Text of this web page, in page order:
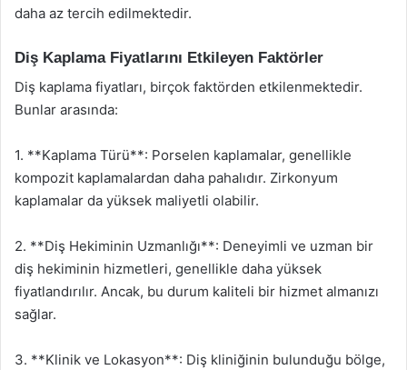
daha az tercih edilmektedir.
Diş Kaplama Fiyatlarını Etkileyen Faktörler
Diş kaplama fiyatları, birçok faktörden etkilenmektedir.
Bunlar arasında:
1. **Kaplama Türü**: Porselen kaplamalar, genellikle
kompozit kaplamalardan daha pahalıdır. Zirkonyum
kaplamalar da yüksek maliyetli olabilir.
2. **Diş Hekiminin Uzmanlığı**: Deneyimli ve uzman bir
diş hekiminin hizmetleri, genellikle daha yüksek
fiyatlandırılır. Ancak, bu durum kaliteli bir hizmet almanızı
sağlar.
3. **Klinik ve Lokasyon**: Diş kliniğinin bulunduğu bölge,